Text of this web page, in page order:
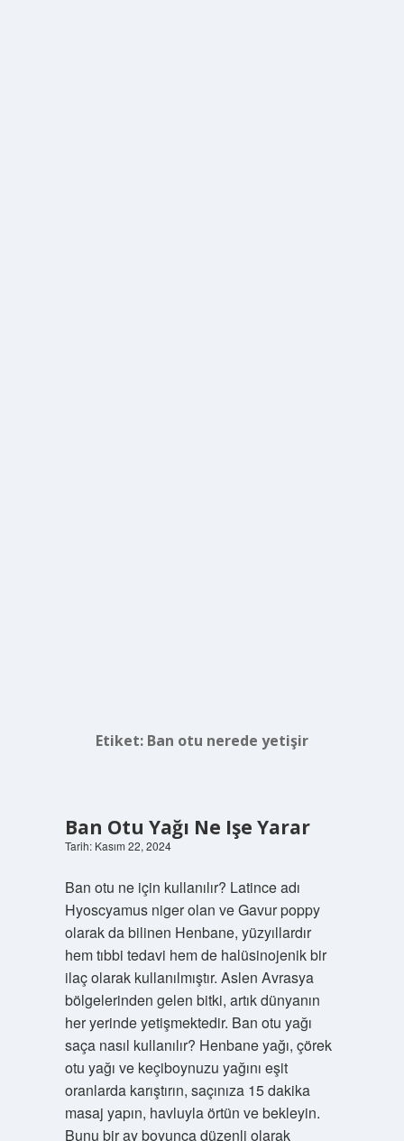
Etiket: Ban otu nerede yetişir
Ban Otu Yağı Ne Işe Yarar
Tarih: Kasım 22, 2024
Ban otu ne için kullanılır? Latince adı
Hyoscyamus niger olan ve Gavur poppy
olarak da bilinen Henbane, yüzyıllardır
hem tıbbi tedavi hem de halüsinojenik bir
ilaç olarak kullanılmıştır. Aslen Avrasya
bölgelerinden gelen bitki, artık dünyanın
her yerinde yetişmektedir. Ban otu yağı
saça nasıl kullanılır? Henbane yağı, çörek
otu yağı ve keçiboynuzu yağını eşit
oranlarda karıştırın, saçınıza 15 dakika
masaj yapın, havluyla örtün ve bekleyin.
Bunu bir ay boyunca düzenli olarak